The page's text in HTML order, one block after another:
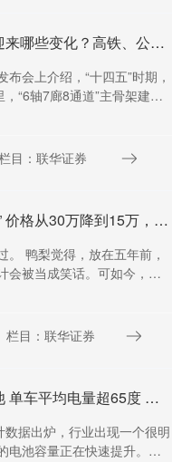
配资网站大全 未来五年，中国交通将迎来哪些变化？高铁、公路、物流、人工智能等都有新布局
会上介绍，“十四五”时期，
“6轴7廊8通道”主骨架建成
目：联华证券
港股开户配资 又一合资SUV“扛不住了” 价格从30万降到15万，还配自动泊车入位
鸭梨觉得，放在五年前，
会被当成笑话。可如今，这
栏目：联华证券
更好的配资平台 新能源汽车疯狂堆电池 单车平均电量超65度 大增近30%
据出炉，行业出现一个很明
池容量正在快速提升。